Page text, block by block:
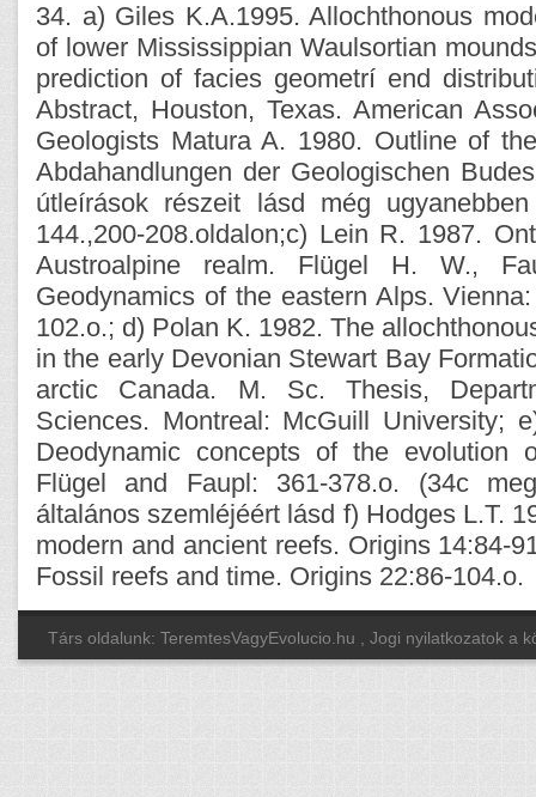
34. a) Giles K.A.1995. Allochthonous
of lower Mississippian Waulsortian
prediction of facies geometrí end
Abstract, Houston, Texas. American
Geologists Matura A. 1980. Outline of
Abdahandlungen der Geologischen
útleírások részeit lásd még
144.,200-208.oldalon;c) Lein R. 1987.
Austroalpine realm. Flügel H. W.,
Geodynamics of the eastern Alps.
102.o.; d) Polan K. 1982. The
in the early Devonian Stewart Bay
arctic Canada. M. Sc. Thesis,
Sciences. Montreal: McGuill University;
Deodynamic concepts of the evolution
Flügel and Faupl: 361-378.o. (34c
általános szemléjéért lásd f) Hodges L.T.
modern and ancient reefs. Origins 14:84-
Fossil reefs and time. Origins 22:86-104.o.
Társ oldalunk: TeremtesVagyEvolucio.hu , Jogi nyilatkozatok a